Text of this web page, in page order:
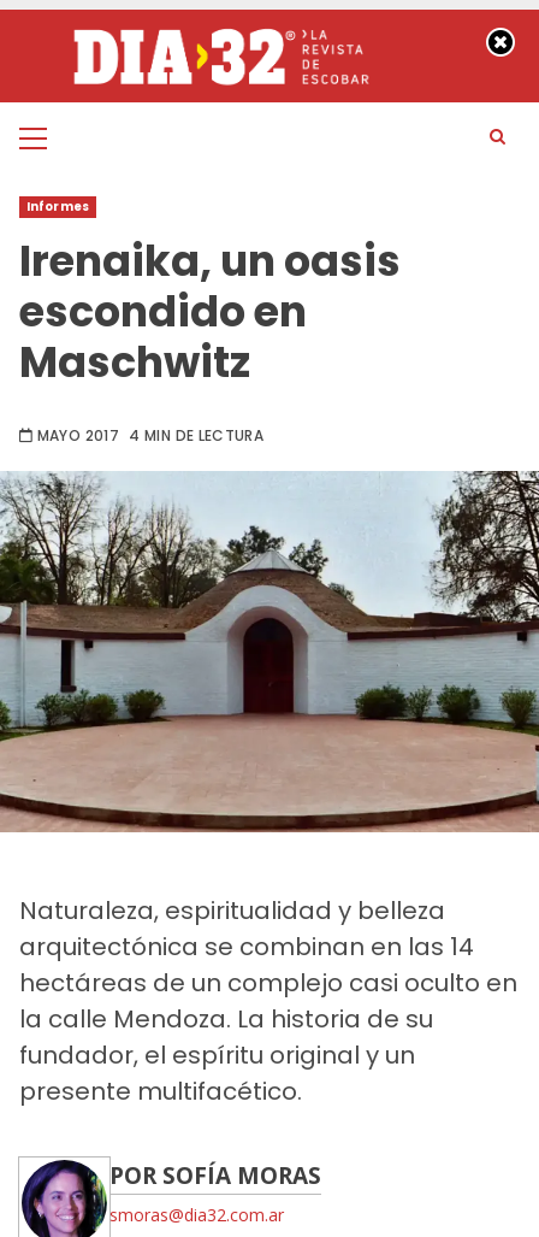
contenido
Menú
Informes
Irenaika, un oasis
escondido en
Maschwitz
MAYO 2017 4 MIN DE LECTURA
Naturaleza, espiritualidad y belleza
arquitectónica se combinan en las 14
hectáreas de un complejo casi oculto en
la calle Mendoza. La historia de su
fundador, el espíritu original y un
presente multifacético.
POR SOFÍA MORAS
smoras@dia32.com.ar